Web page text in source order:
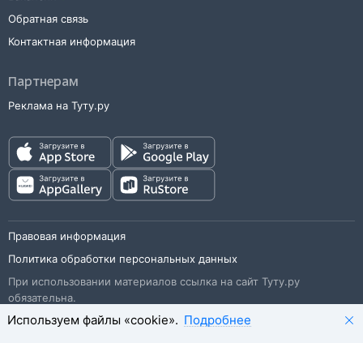
Обратная связь
Контактная информация
Партнерам
Реклама на Туту.ру
Правовая информация
Политика обработки персональных данных
При использовании материалов ссылка на сайт Туту.ру
обязательна.
Используем файлы «cookie». Подробнее